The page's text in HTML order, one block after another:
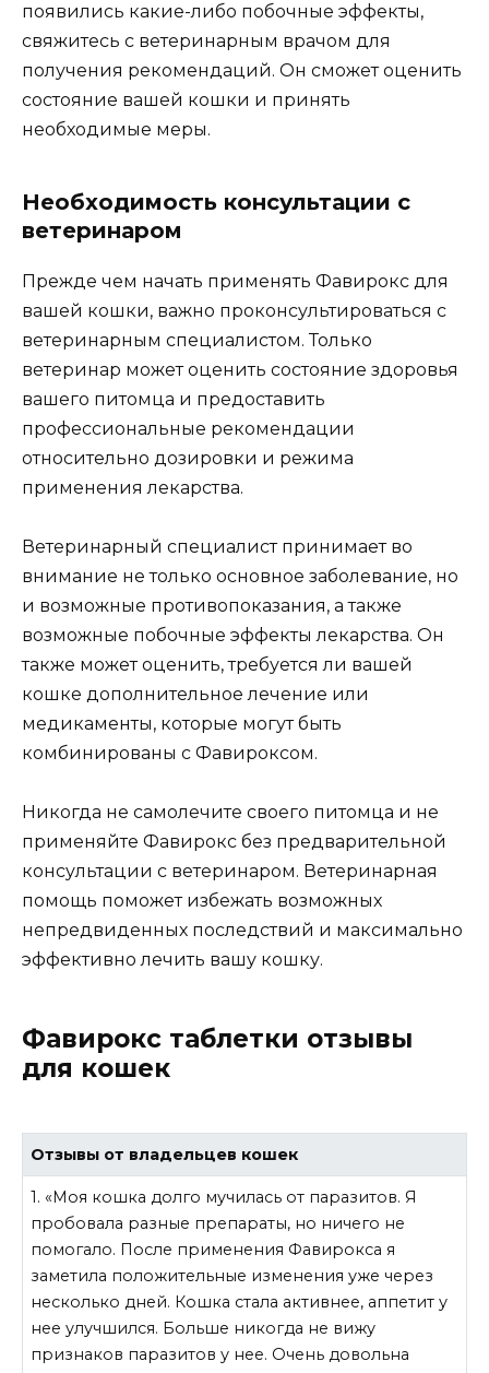
появились какие-либо побочные эффекты,
свяжитесь с ветеринарным врачом для
получения рекомендаций. Он сможет оценить
состояние вашей кошки и принять
необходимые меры.
Необходимость консультации с
ветеринаром
Прежде чем начать применять Фавирокс для
вашей кошки, важно проконсультироваться с
ветеринарным специалистом. Только
ветеринар может оценить состояние здоровья
вашего питомца и предоставить
профессиональные рекомендации
относительно дозировки и режима
применения лекарства.
Ветеринарный специалист принимает во
внимание не только основное заболевание, но
и возможные противопоказания, а также
возможные побочные эффекты лекарства. Он
также может оценить, требуется ли вашей
кошке дополнительное лечение или
медикаменты, которые могут быть
комбинированы с Фавироксом.
Никогда не самолечите своего питомца и не
применяйте Фавирокс без предварительной
консультации с ветеринаром. Ветеринарная
помощь поможет избежать возможных
непредвиденных последствий и максимально
эффективно лечить вашу кошку.
Фавирокс таблетки отзывы
для кошек
Отзывы от владельцев кошек
1. «Моя кошка долго мучилась от паразитов. Я
пробовала разные препараты, но ничего не
помогало. После применения Фавирокса я
заметила положительные изменения уже через
несколько дней. Кошка стала активнее, аппетит у
нее улучшился. Больше никогда не вижу
признаков паразитов у нее. Очень довольна